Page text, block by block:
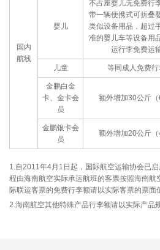
国内
航线
婴儿
不占座婴儿无免费行
带一辆便携式可折叠
类似设备用品，超过
准的婴儿车等设备用
运行李免费运输
儿童 等同成人免费
金鹏白金
卡、金卡会
员
额外增加30公斤（
金鹏银卡会
员
额外增加20公斤（
1.自2011年4月1日起，国际航空运输协会已
程由海南航空实际承运航班的客票按照海南航
际联运客票的免费行李额请以实际客票的票面
2.海南航空其他特殊产品行李额请以实际产品